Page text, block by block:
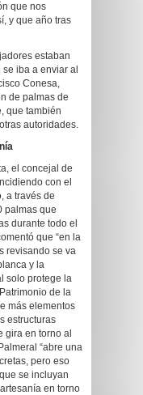
que nos
y que año tras
estaban
iba a enviar al
Conesa,
de palmas de
que también
autoridades.
el concejal de
con el
a través de
palmas que
durante todo el
que “en la
revisando se va
y la
solo protege la
de la
más elementos
estructuras
gira en torno al
“abre una
pero eso
se incluyan
en torno